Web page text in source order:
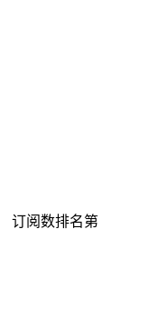
订阅数排名第